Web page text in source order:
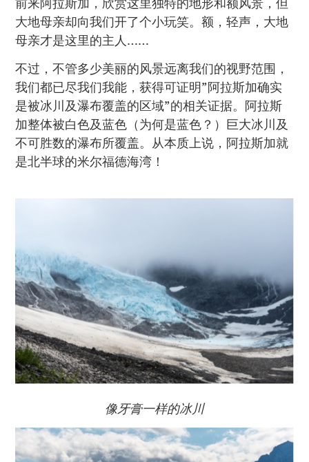
大地母亲却向我们开了个小玩笑。额，轻声，大地
母亲才是这里的主人……
不过，不管多少美丽的风景远离我们的视野范围，
我们都已尽我们我能，获得可证明”阿拉斯加确实
是被冰川及瀑布覆盖的区域”的相关证据。阿拉斯
加整体被白色及蓝色（为何是蓝色？）巨大冰川及
不可胜数的瀑布所覆盖。从本质上说，阿拉斯加就
是北半球的米尔福德海湾！
像牙膏一样的冰川